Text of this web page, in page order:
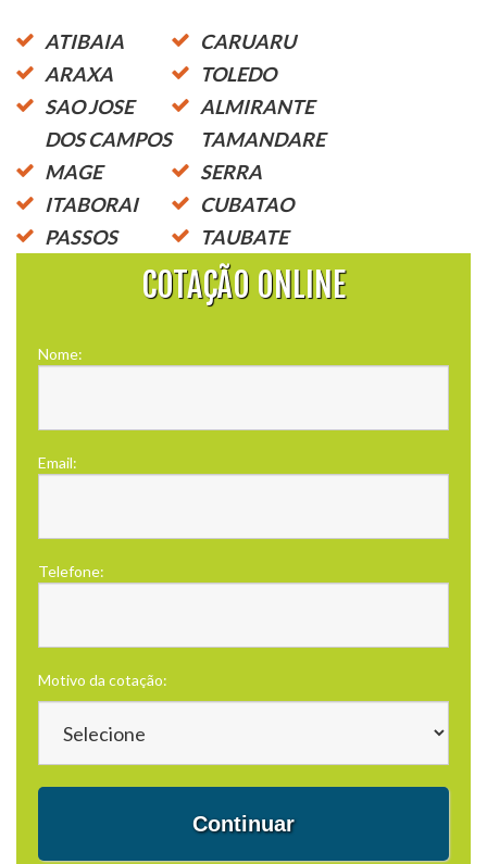
ATIBAIA
CARUARU
ARAXA
TOLEDO
SAO JOSE
DOS CAMPOS
ALMIRANTE
TAMANDARE
MAGE
SERRA
ITABORAI
CUBATAO
PASSOS
TAUBATE
COTAÇÃO ONLINE
Nome:
Email:
Telefone:
Motivo da cotação:
Continuar